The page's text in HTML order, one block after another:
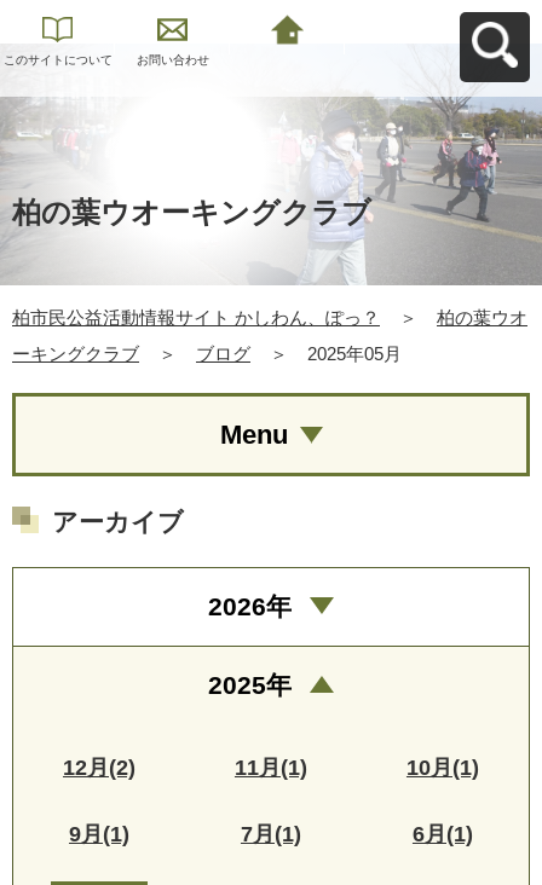
このサイトについて お問い合わせ
柏の葉ウオーキングクラブ
柏市民公益活動情報サイト かしわん、ぽっ？ ＞
柏の葉ウオ
ーキングクラブ
＞ ブログ ＞ 2025年05月
Menu
アーカイブ
2026年
2025年
12月(2) 11月(1) 10月(1)
9月(1) 7月(1) 6月(1)